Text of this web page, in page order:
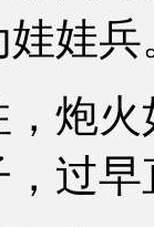
娃兵
火
过